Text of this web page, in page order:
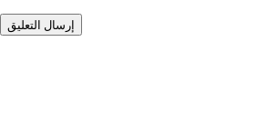
إرسال التعليق